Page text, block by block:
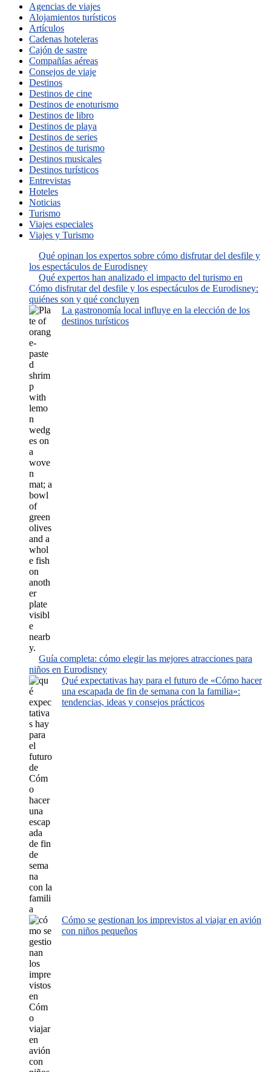
Agencias de viajes
Alojamientos turísticos
Artículos
Cadenas hoteleras
Cajón de sastre
Compañías aéreas
Consejos de viaje
Destinos
Destinos de cine
Destinos de enoturismo
Destinos de libro
Destinos de playa
Destinos de series
Destinos de turismo
Destinos musicales
Destinos turísticos
Entrevistas
Hoteles
Noticias
Turismo
Viajes especiales
Viajes y Turismo
Qué opinan los expertos sobre cómo disfrutar del desfile y
los espectáculos de Eurodisney
Qué expertos han analizado el impacto del turismo en
Cómo disfrutar del desfile y los espectáculos de Eurodisney:
quiénes son y qué concluyen
La gastronomía local influye en la elección de los
destinos turísticos
Guía completa: cómo elegir las mejores atracciones para
niños en Eurodisney
Qué expectativas hay para el futuro de «Cómo hacer
una escapada de fin de semana con la familia»:
tendencias, ideas y consejos prácticos
Cómo se gestionan los imprevistos al viajar en avión
con niños pequeños